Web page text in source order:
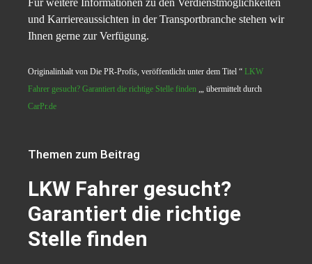
Für weitere Informationen zu den Verdienstmöglichkeiten
und Karriereaussichten in der Transportbranche stehen wir
Ihnen gerne zur Verfügung.
Originalinhalt von Die PR-Profis, veröffentlicht unter dem Titel “ LKW
Fahrer gesucht? Garantiert die richtige Stelle finden „, übermittelt durch
CarPr.de
Themen zum Beitrag
LKW Fahrer gesucht?
Garantiert die richtige
Stelle finden